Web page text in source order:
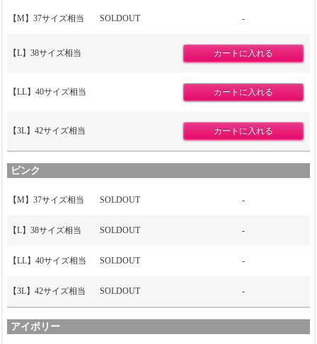
【M】37サイズ相当 SOLDOUT -
【L】38サイズ相当
【LL】40サイズ相当
【3L】42サイズ相当
ピンク
【M】37サイズ相当 SOLDOUT -
【L】38サイズ相当 SOLDOUT -
【LL】40サイズ相当 SOLDOUT -
【3L】42サイズ相当 SOLDOUT -
アイボリー